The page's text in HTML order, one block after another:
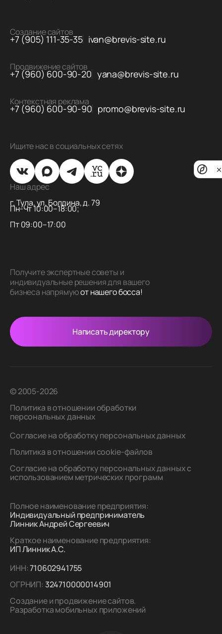
Получите экспертные советы и
индивидуальные решения для вашего
бизнеса напрямуюот нашего босса!
Написать директору
Ищите нас в социальных сетях
Наш адрес
г. Тула, ул. Болдина, д. 79
Пн-Чт 10:00–18:00;
Пт 09:00–17:00
Создание сайтов
+7 (905) 111-35-35 ivan@brevis-site.ru
Продвижение сайтов
+7 (960) 600-90-20 yana@brevis-site.ru
Контекстная реклама
+7 (960) 600-90-90 promo@brevis-site.ru
© 2005-2026
Политика в отношении обработки
персональных данных
Полное наименование предприятия:
Индивидуальный предприниматель
Линник Андрей Сергеевич
Краткое наименование предприятия:
ИП Линник А.С.
ИНН:710602941755
ОГРНИП: 324710000014901
Создание и продвижение сайтов.
Разработка мобильных приложений
Согласие на обработку персональных данных
Политика в отношении cookie-файлов
Согласие на обработку персональных данных с
использованием метрических программ